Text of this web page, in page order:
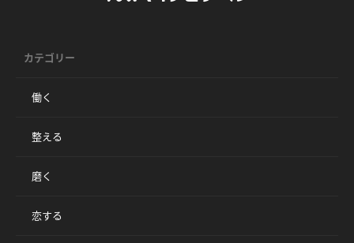
カテゴリー
働く
整える
磨く
恋する